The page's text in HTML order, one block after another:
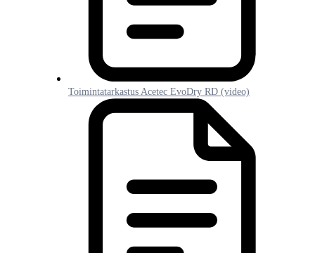
Toimintatarkastus Acetec EvoDry RD (video)